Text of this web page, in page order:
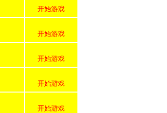
开始游戏
开始游戏
开始游戏
开始游戏
开始游戏